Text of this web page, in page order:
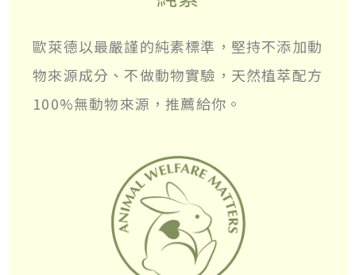
歐萊德以最嚴謹的純素標準，堅持不添加動
物來源成分、不做動物實驗，天然植萃配方
100%無動物來源，推薦給你。